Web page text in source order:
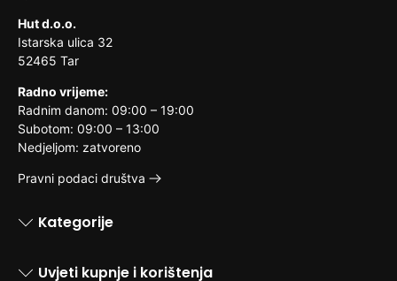
Hut d.o.o.
Istarska ulica 32
52465 Tar
Radno vrijeme:
Radnim danom: 09:00 – 19:00
Subotom: 09:00 – 13:00
Nedjeljom: zatvoreno
Pravni podaci društva
Kategorije
Uvjeti kupnje i korištenja